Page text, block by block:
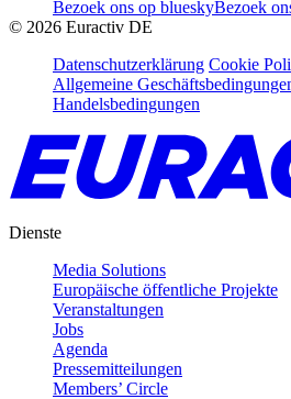
Bezoek ons op blueskyBezoek
© 2026 Euractiv DE
Datenschutzerklärung Cookie
Allgemeine
Handelsbedingungen
Dienste
Media Solutions
Europäische öffentliche Projekte
Veranstaltungen
Jobs
Agenda
Pressemitteilungen
Members’ Circle